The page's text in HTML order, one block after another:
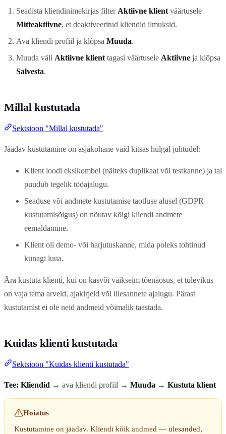
Seadista kliendinimekirjas filter Aktiivne klient väärtusele
Mitteaktiivne, et deaktiveeritud kliendid ilmuksid.
Ava kliendi profiil ja klõpsa Muuda.
Muuda väli Aktiivne klienttagasi väärtusele Aktiivne ja klõpsa
Salvesta.
Millal kustutada
Sektsioon "Millal kustutada"
Jäädav kustutamine on asjakohane vaid kitsas hulgal juhtudel:
Klient loodi eksikombel (näiteks duplikaat või testkanne) ja tal
puudub tegelik tööajalugu.
Seaduse või andmete kustutamise taotluse alusel (GDPR
kustutamisõigus) on nõutav kõigi kliendi andmete
eemaldamine.
Klient oli demo- või harjutuskanne, mida poleks tohtinud
kunagi luua.
Ära kustuta klienti, kui on kasvõi väikseim tõenäosus, et tulevikus
on vaja tema arveid, ajakirjeid või ülesannete ajalugu. Pärast
kustutamist ei ole neid andmeid võimalik taastada.
Kuidas klienti kustutada
Sektsioon "Kuidas klienti kustutada"
Tee: Kliendid → ava kliendi profiil → Muuda → Kustuta klient
Hoiatus
Kustutamine on jäädav. Kliendi kõik andmed — ülesanded,